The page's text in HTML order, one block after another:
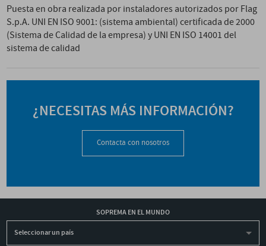
Puesta en obra realizada por instaladores autorizados por Flag
S.p.A. UNI EN ISO 9001: (sistema ambiental) certificada de 2000
(Sistema de Calidad de la empresa) y UNI EN ISO 14001 del
sistema de calidad
¿NECESITAS MÁS INFORMACIÓN?
Contacta con nosotros
SOPREMA EN EL MUNDO
Seleccionar un país